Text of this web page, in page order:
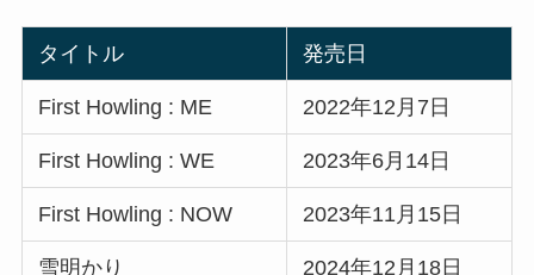
タイトル 発売日
First Howling : ME 2022年12月7日
First Howling : WE 2023年6月14日
First Howling : NOW 2023年11月15日
雪明かり 2024年12月18日